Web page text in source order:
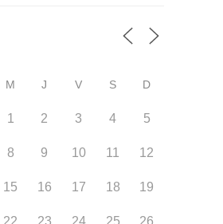
M J V S D
1 2 3 4 5
8 9 10 11 12
15 16 17 18 19
22 23 24 25 26